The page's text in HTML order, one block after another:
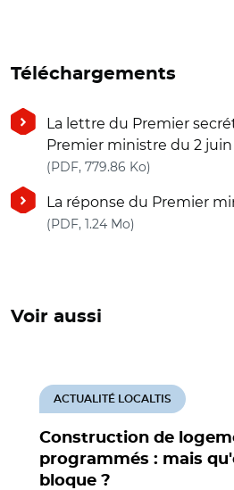
Téléchargements
La lettre du Premier
Premier ministre du 2 juin
(PDF, 779.86 Ko)
La réponse du Premier
(PDF, 1.24 Mo)
Voir aussi
Construction de
programmés : mais
bloque ?
ACTUALITÉ LOCALTIS